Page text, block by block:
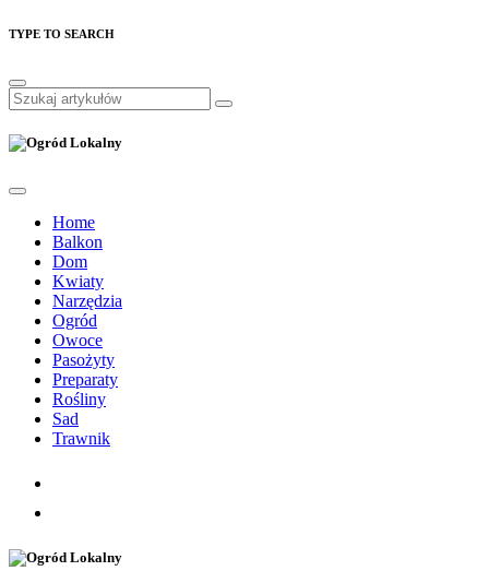
TYPE TO SEARCH
Home
Balkon
Dom
Kwiaty
Narzędzia
Ogród
Owoce
Pasożyty
Preparaty
Rośliny
Sad
Trawnik